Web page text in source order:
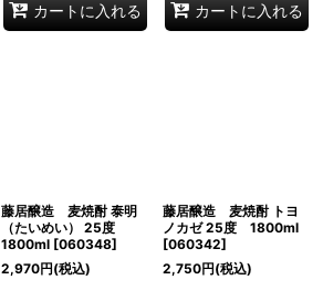
カートに入れる カートに入れる
藤居醸造 麦焼酎 泰明
（たいめい） 25度
1800ml [060348]
2,970円(税込)
藤居醸造 麦焼酎 トヨ
ノカゼ 25度 1800ml
[060342]
2,750円(税込)